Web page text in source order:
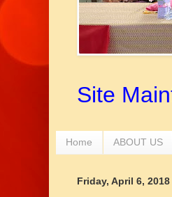
Site
Home ABOUT US
Friday, April 6, 2018